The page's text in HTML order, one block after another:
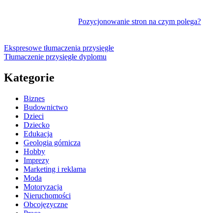
Pozycjonowanie stron na czym polega?
Ekspresowe tłumaczenia przysięgłe
Tłumaczenie przysięgłe dyplomu
Kategorie
Biznes
Budownictwo
Dzieci
Dziecko
Edukacja
Geologia górnicza
Hobby
Imprezy
Marketing i reklama
Moda
Motoryzacja
Nieruchomości
Obcojęzyczne